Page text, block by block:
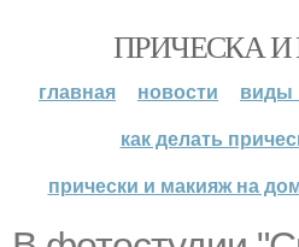
ПРИЧЕСКА
главная новости
виды
как делать
прически и макияж на